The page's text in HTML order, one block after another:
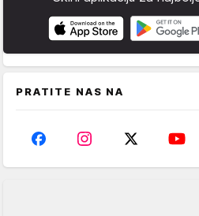
PRATITE NAS NA